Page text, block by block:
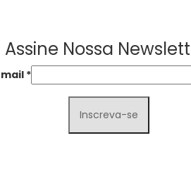
Assine Nossa
*